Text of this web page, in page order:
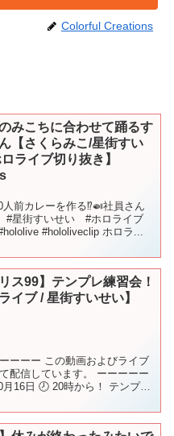
Colorful Creations
みこちに合わせて踊るす
【さくらみこ/星街すい
ライブ切り抜き】
前カレーを作る⁉️🍛社員さん
#星街すいせい #ホロライブ
#hololiveclip ホロラ...
リス99】テンプレ練習会！
イブ / 星街すいせい】
ーーー この動画およびライブ
配信しています。 ーーーーー
16日 🕗 20時から！ テンプレ